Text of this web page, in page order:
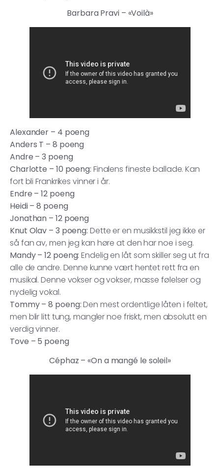
Barbara Pravi – «Voilà»
Alexander – 4 poeng
Anders T – 8 poeng
Andre – 3 poeng
Charlotte – 10 poeng: Finalens fineste ballade. Kan
fort bli Frankrikes vinner i år.
Endre – 12 poeng
Heidi – 8 poeng
Jonathan – 12 poeng
Knut Olav – 3 poeng: Dette er en musikkstil jeg ikke er
så fan av, men jeg kan høre at den har noe i seg.
Mandy – 12 poeng:Endelig en låt som skiller seg ut fra
alle de andre. Denne kunne vært hentet rett fra en
musikal. Denne vokser og vokser, masse følelser og
nydelig vokal.
Tommy – 8 poeng:Den mest ordentlige låten i feltet,
men blir litt tung, mangler noe friskt, men absolutt en
verdig vinner.
Tove – 5 poeng
Céphaz – «On a mangé le soleil»